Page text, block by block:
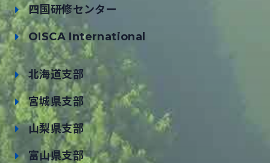
四国研修センター
OISCA International
北海道支部
宮城県支部
山梨県支部
富山県支部